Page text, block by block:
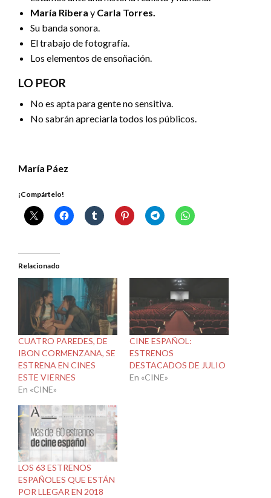
María Ribera y Carla Torres.
Su banda sonora.
El trabajo de fotografía.
Los elementos de ensoñación.
LO PEOR
No es apta para gente no sensitiva.
No sabrán apreciarla todos los públicos.
María Páez
¡Compártelo!
Relacionado
CUATRO PAREDES, DE
IBON CORMENZANA, SE
ESTRENA EN CINES
ESTE VIERNES
En «CINE»
CINE ESPAÑOL:
ESTRENOS
DESTACADOS DE JULIO
En «CINE»
LOS 63 ESTRENOS
ESPAÑOLES QUE ESTÁN
POR LLEGAR EN 2018